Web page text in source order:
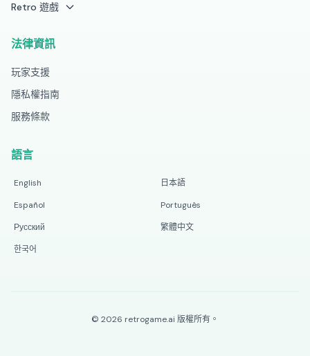
Retro 遊戲
法律資訊
玩家支援
隱私權指南
服務條款
語言
English
日本語
Español
Português
Русский
繁體中文
한국어
© 2026 retrogame.ai 版權所有。